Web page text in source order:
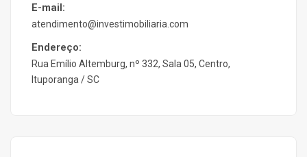
E-mail:
atendimento@investimobiliaria.com
Endereço:
Rua Emílio Altemburg, nº 332, Sala 05, Centro,
Ituporanga / SC